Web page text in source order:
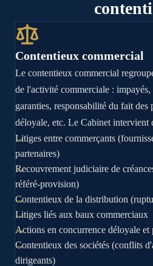
Contentieux commercial
Le contentieux commercial
de l'activité commerciale : impayés,
garanties, responsabilité du fait des
déloyale, etc. Le Cabinet intervient
Litiges entre commerçants
partenaires)
Recouvrement judiciaire de
référé-provision)
Contentieux de la distribution
Litiges liés aux baux commerciaux
Actions en concurrence déloyale et
Contentieux des sociétés (conflits
dirigeants)